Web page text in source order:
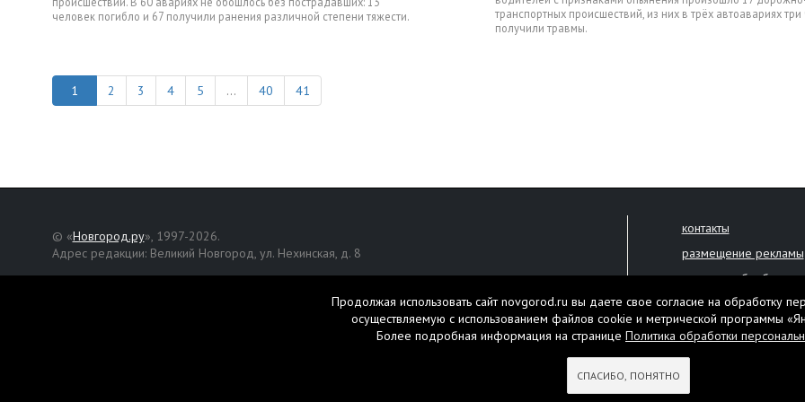
человек погибло и 67 получили ранения различной степени тяжести.
транспортных происшествий, из них в трёх автоавариях
получили травмы.
2 3 4 5 ... 40 41
© «Новгород.ру», 1997-2026.
Адрес редакции: Великий Новгород, ул. Нехинская, д. 8
, публикуются на правах рекламы.
контакты
размещение рекламы
политика обработки
Настоящий ресурс
Нашли ошибку?
Продолжая использовать сайт novgorod.ru вы даете свое согласие на обработку
осуществляемую с использованием файлов cookie и метрической программы
Более подробная информация на странице Политика обработки
СПАСИБО, ПОНЯТНО